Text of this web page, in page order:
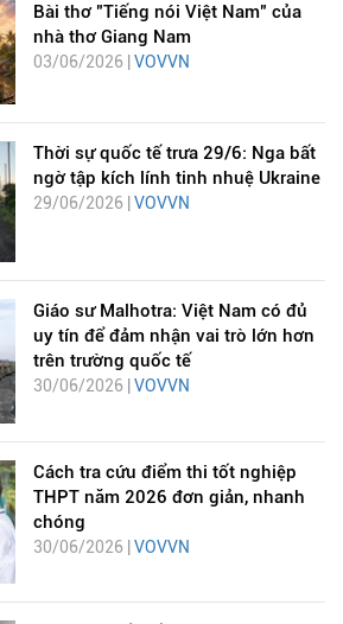
Bài thơ "Tiếng nói Việt Nam" của
nhà thơ Giang Nam
03/06/2026 | VOVVN
Thời sự quốc tế trưa 29/6: Nga bất
ngờ tập kích lính tinh nhuệ Ukraine
29/06/2026 | VOVVN
Giáo sư Malhotra: Việt Nam có đủ
uy tín để đảm nhận vai trò lớn hơn
trên trường quốc tế
30/06/2026 | VOVVN
Cách tra cứu điểm thi tốt nghiệp
THPT năm 2026 đơn giản, nhanh
chóng
30/06/2026 | VOVVN